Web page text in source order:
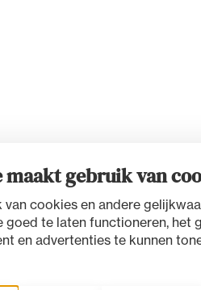
maakt gebruik van
van cookies en andere
goed te laten functioneren, het
en advertenties te kunnen